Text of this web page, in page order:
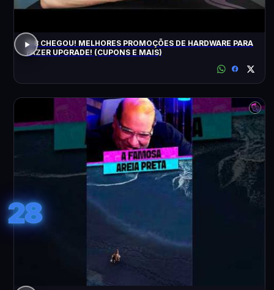
8.8 CHEGOU! MELHORES PROMOÇÕES DE HARDWARE PARA
FAZER UPGRADE! (CUPONS E MAIS)
28